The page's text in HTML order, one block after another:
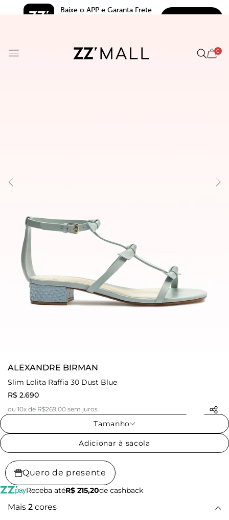
Baixe o APP e Garanta Frete
0
ALEXANDRE BIRMAN
Slim Lolita Raffia 30 Dust Blue
R$ 2.690
ou 10x de R$269,00 sem juros
Tamanho
Adicionar à sacola
Quero de presente
Receba atéR$ 215,20de cashback
Mais 2 cores